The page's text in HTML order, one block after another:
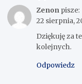
Zenon pisze:
22 sierpnia,
Dziękuję za
kolejnych.
Odpowiedz